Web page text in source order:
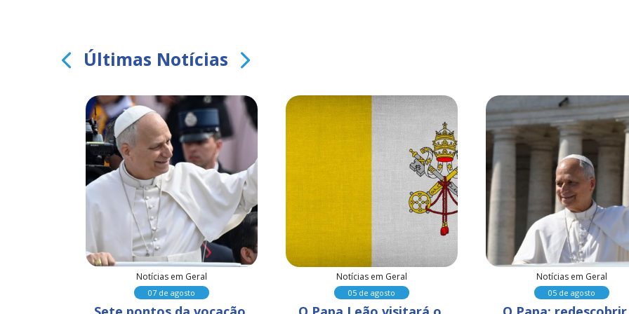
Últimas Notícias
Notícias em Geral
07 de agosto
Notícias em Geral
05 de agosto
Notícias em Geral
05 de agosto